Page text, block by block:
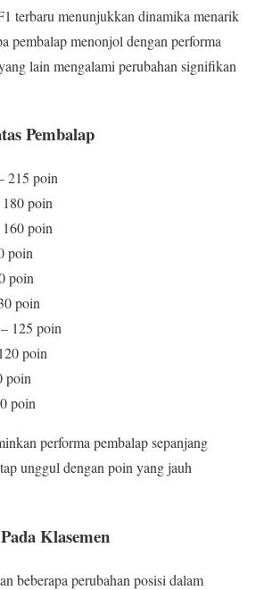
terbaru menunjukkan dinamika menarik
pembalap menonjol dengan performa
lain mengalami perubahan signifikan
Pembalap
215 poin
poin
poin
poin
poin
poin
– 125 poin
poin
poin
poin
performa pembalap sepanjang
unggul dengan poin yang jauh
Klasemen
beberapa perubahan posisi dalam